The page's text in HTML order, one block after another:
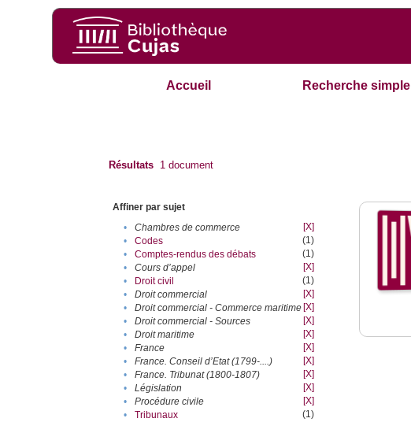
Accueil Recherche simple
Résultats 1 document
Affiner par sujet
•
Chambres de commerce
[X]
•
Codes
(1)
•
Comptes-rendus des débats
(1)
•
Cours d’appel
[X]
•
Droit civil
(1)
•
Droit commercial
[X]
•
Droit commercial - Commerce maritime [X]
•
Droit commercial - Sources
[X]
•
Droit maritime
[X]
•
France
[X]
•
France. Conseil d’Etat (1799-....)
[X]
•
France. Tribunat (1800-1807)
[X]
•
Législation
[X]
•
Procédure civile
[X]
•
Tribunaux
(1)